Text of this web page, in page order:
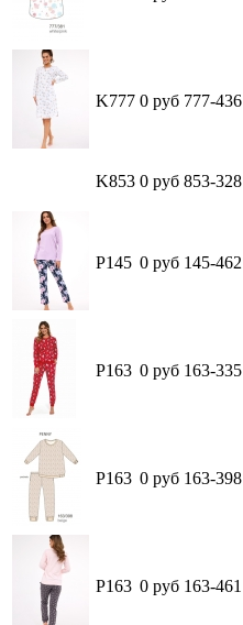
K777 0 руб 777-436
K853 0 руб 853-328
P145 0 руб 145-462
P163 0 руб 163-335
P163 0 руб 163-398
P163 0 руб 163-461